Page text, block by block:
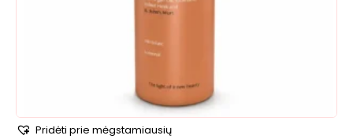
Pridėti prie mėgstamiausių